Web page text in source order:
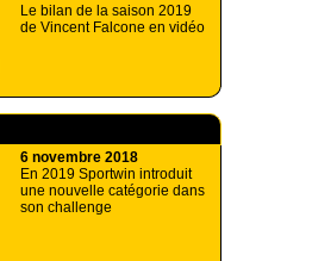
Le bilan de la saison 2019
de Vincent Falcone en vidéo
6 novembre 2018
En 2019 Sportwin introduit
une nouvelle catégorie dans
son challenge